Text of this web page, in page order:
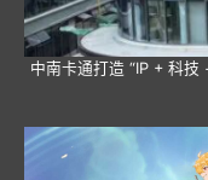
中南卡通打造 “IP + 科技